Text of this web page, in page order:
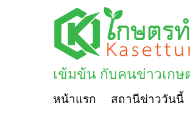
เข้มข้น กับคนข่าวเกษ
หน้าแรก สถานีข่าววันนี้